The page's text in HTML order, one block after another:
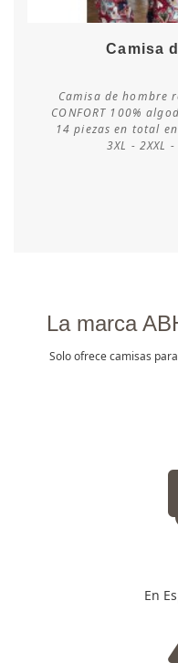
Camisa
Camisa de hombre
CONFORT 100%
14 piezas en total
3XL - 2XXL
La marca
Solo ofrece camisas
En